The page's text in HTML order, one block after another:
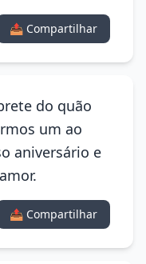
📤 Compartilhar
do quão
um ao
aniversário e
📤 Compartilhar